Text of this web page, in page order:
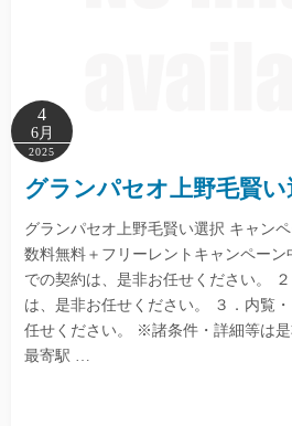
4
6月
2025
グランパセオ上野毛賢い
グランパセオ上野毛賢い選択 キャン
数料無料＋フリーレントキャンペー
での契約は、是非お任せください。
は、是非お任せください。 ３．内覧
任せください。 ※諸条件・詳細等は是
最寄駅 …